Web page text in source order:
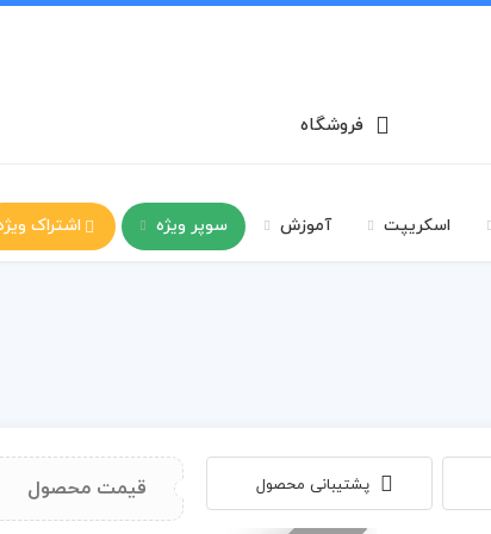
فروشگاه
اسکریپت آموزش سوپر ویژه اشتراک
پشتیبانی محصول قیمت محصول